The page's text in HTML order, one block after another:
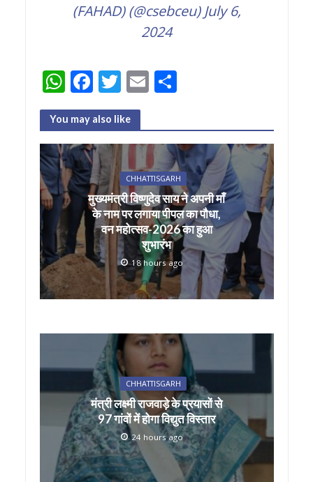
(FAHAD) (@csebceu) July 6,
2024
W
h
at
s
A
p
p
F
ac
e
b
o
o
k
T
w
itt
er
E
ai
l
S
ar
e
You may also like
CHHATTISGARH
मुख्यमंत्री विष्णुदेव साय ने अपनी माँ
के नाम पर लगाया पीपल का पौधा,
वन महोत्सव-2026 का हुआ
शुभारंभ
18 hours ago
CHHATTISGARH
मंत्री लक्ष्मी राजवाड़े के प्रयासों से
97 गांवों में होगा विद्युत विस्तार
24 hours ago